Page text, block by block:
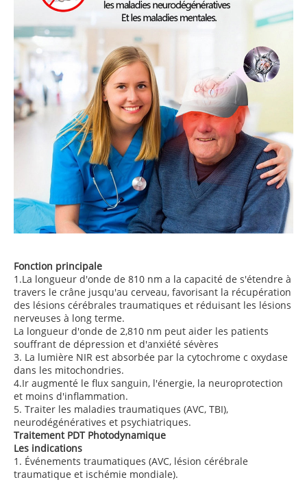
Fonction principale
1.La longueur d'onde de 810 nm a la capacité de s'étendre à
travers le crâne jusqu'au cerveau, favorisant la récupération
des lésions cérébrales traumatiques et réduisant les lésions
nerveuses à long terme.
La longueur d'onde de 2,810 nm peut aider les patients
souffrant de dépression et d'anxiété sévères
3. La lumière NIR est absorbée par la cytochrome c oxydase
dans les mitochondries.
4.Ir augmenté le flux sanguin, l'énergie, la neuroprotection
et moins d'inflammation.
5. Traiter les maladies traumatiques (AVC, TBI),
neurodégénératives et psychiatriques.
Traitement PDT Photodynamique
Les indications
1. Événements traumatiques (AVC, lésion cérébrale
traumatique et ischémie mondiale).